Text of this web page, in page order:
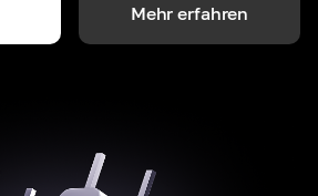
Mehr erfahren